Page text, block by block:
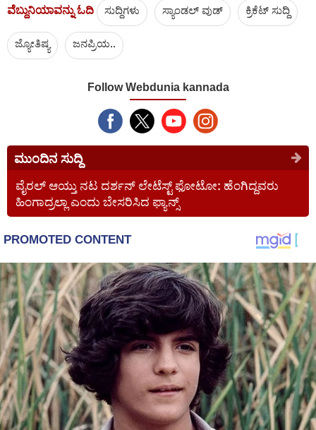
ವೆಬ್ದುನಿಯಾವನ್ನು ಓದಿ ಸುದ್ದಿಗಳು ಸ್ಯಾಂಡಲ್ ವುಡ್ ಕ್ರಿಕೆಟ್‌ ಸುದ್ದಿ
ಜ್ಯೋತಿಷ್ಯ ಜನಪ್ರಿಯ..
Follow Webdunia kannada
ಮುಂದಿನ ಸುದ್ದಿ
ವೈರಲ್ ಆಯ್ತು ನಟ ದರ್ಶನ್ ಲೇಟೆಸ್ಟ್ ಫೋಟೋ: ಹೆಂಗಿದ್ದವರು
ಹಿಂಗಾದ್ರಲ್ಲಾ ಎಂದು ಬೇಸರಿಸಿದ ಫ್ಯಾನ್ಸ್